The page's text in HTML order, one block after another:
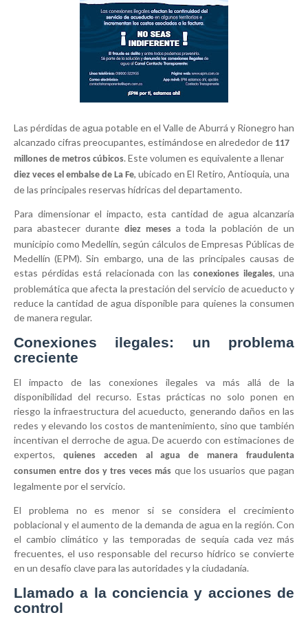
Las pérdidas de agua potable en el Valle de Aburrá y Rionegro han
alcanzado cifras preocupantes, estimándose en alrededor de 117
millones de metros cúbicos. Este volumen es equivalente a llenar
diez veces el embalse de La Fe, ubicado en El Retiro, Antioquia, una
de las principales reservas hídricas del departamento.
Para dimensionar el impacto, esta cantidad de agua alcanzaría
para abastecer durante diez mesesa toda la población de un
municipio como Medellín, según cálculos de Empresas Públicas de
Medellín (EPM). Sin embargo, una de las principales causas de
estas pérdidas está relacionada con las conexiones ilegales, una
problemática que afecta la prestación del servicio de acueducto y
reduce la cantidad de agua disponible para quienes la consumen
de manera regular.
Conexiones ilegales: un problema
creciente
El impacto de las conexiones ilegales va más allá de la
disponibilidad del recurso. Estas prácticas no solo ponen en
riesgo la infraestructura del acueducto, generando daños en las
redes y elevando los costos de mantenimiento, sino que también
incentivan el derroche de agua. De acuerdo con estimaciones de
expertos, quienes acceden al agua de manera fraudulenta
consumen entre dos y tres veces más que los usuarios que pagan
legalmente por el servicio.
El problema no es menor si se considera el crecimiento
poblacional y el aumento de la demanda de agua en la región. Con
el cambio climático y las temporadas de sequía cada vez más
frecuentes, el uso responsable del recurso hídrico se convierte
en un desafío clave para las autoridades y la ciudadanía.
Llamado a la conciencia y acciones de
control